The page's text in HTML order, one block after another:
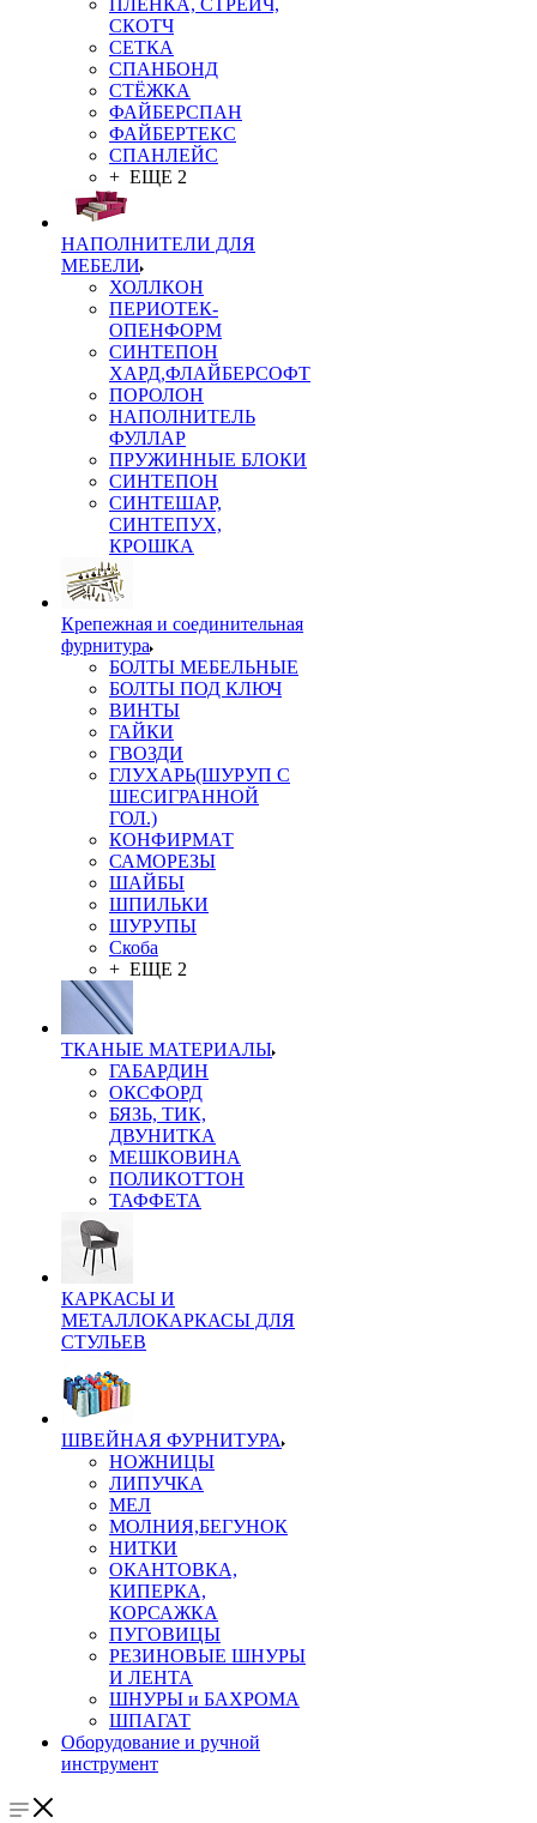
ПЛЁНКА, СТРЕЙЧ,
СКОТЧ
СЕТКА
СПАНБОНД
СТЁЖКА
ФАЙБЕРСПАН
ФАЙБЕРТЕКС
СПАНЛЕЙС
+ ЕЩЕ 2
НАПОЛНИТЕЛИ ДЛЯ
МЕБЕЛИ
ХОЛЛКОН
ПЕРИОТЕК-
ОПЕНФОРМ
СИНТЕПОН
ХАРД,ФЛАЙБЕРСОФТ
ПОРОЛОН
НАПОЛНИТЕЛЬ
ФУЛЛАР
ПРУЖИННЫЕ БЛОКИ
СИНТЕПОН
СИНТЕШАР,
СИНТЕПУХ,
КРОШКА
Крепежная и соединительная
фурнитура
БОЛТЫ МЕБЕЛЬНЫЕ
БОЛТЫ ПОД КЛЮЧ
ВИНТЫ
ГАЙКИ
ГВОЗДИ
ГЛУХАРЬ(ШУРУП С
ШЕСИГРАННОЙ
ГОЛ.)
КОНФИРМАТ
САМОРЕЗЫ
ШАЙБЫ
ШПИЛЬКИ
ШУРУПЫ
Скоба
+ ЕЩЕ 2
ТКАНЫЕ МАТЕРИАЛЫ
ГАБАРДИН
ОКСФОРД
БЯЗЬ, ТИК,
ДВУНИТКА
МЕШКОВИНА
ПОЛИКОТТОН
ТАФФЕТА
КАРКАСЫ И
МЕТАЛЛОКАРКАСЫ ДЛЯ
СТУЛЬЕВ
ШВЕЙНАЯ ФУРНИТУРА
НОЖНИЦЫ
ЛИПУЧКА
МЕЛ
МОЛНИЯ,БЕГУНОК
НИТКИ
ОКАНТОВКА,
КИПЕРКА,
КОРСАЖКА
ПУГОВИЦЫ
РЕЗИНОВЫЕ ШНУРЫ
И ЛЕНТА
ШНУРЫ и БАХРОМА
ШПАГАТ
Оборудование и ручной
инструмент